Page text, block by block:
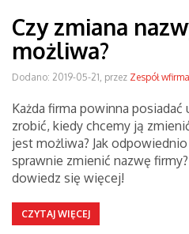
Czy zmiana
możliwa?
Dodano: 2019-05-21, przez Zespół
Każda firma powinna
zrobić, kiedy chcemy ją
jest możliwa? Jak
sprawnie zmienić nazwę
dowiedz się więcej!
CZYTAJ WIĘCEJ